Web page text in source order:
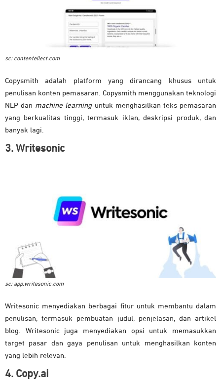
sc: contentellect.com
Copysmith adalah platform yang dirancang khusus untuk
penulisan konten pemasaran. Copysmith menggunakan teknologi
NLP dan machine learninguntuk menghasilkan teks pemasaran
yang berkualitas tinggi, termasuk iklan, deskripsi produk, dan
banyak lagi.
3. Writesonic
sc: app.writesonic.com
Writesonic menyediakan berbagai fitur untuk membantu dalam
penulisan, termasuk pembuatan judul, penjelasan, dan artikel
blog. Writesonic juga menyediakan opsi untuk memasukkan
target pasar dan gaya penulisan untuk menghasilkan konten
yang lebih relevan.
4. Copy.ai